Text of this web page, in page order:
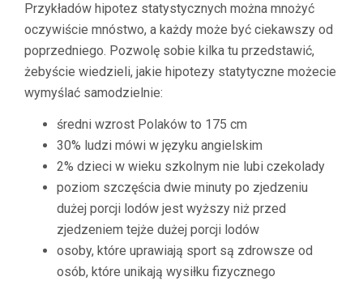
Przykładów hipotez statystycznych można mnożyć
oczywiście mnóstwo, a każdy może być ciekawszy od
poprzedniego. Pozwolę sobie kilka tu przedstawić,
żebyście wiedzieli, jakie hipotezy statytyczne możecie
wymyślać samodzielnie:
średni wzrost Polaków to 175 cm
30% ludzi mówi w języku angielskim
2% dzieci w wieku szkolnym nie lubi czekolady
poziom szczęścia dwie minuty po zjedzeniu
dużej porcji lodów jest wyższy niż przed
zjedzeniem tejże dużej porcji lodów
osoby, które uprawiają sport są zdrowsze od
osób, które unikają wysiłku fizycznego